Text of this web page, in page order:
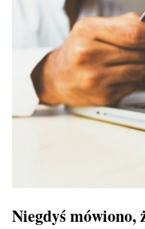
Niegdyś mówiono,